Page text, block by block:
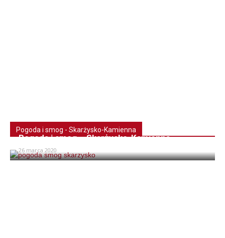
Pogoda i smog - Skarżysko-Kamienna
Pogoda i smog – Skarżysko-Kamienna
26 marca 2020